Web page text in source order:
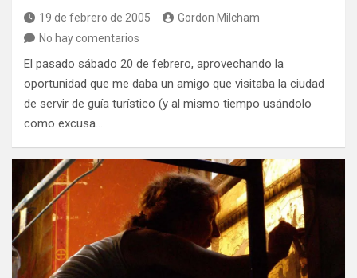
19 de febrero de 2005
Gordon Milcham
No hay comentarios
El pasado sábado 20 de febrero, aprovechando la
oportunidad que me daba un amigo que visitaba la ciudad
de servir de guía turístico (y al mismo tiempo usándolo
como excusa…